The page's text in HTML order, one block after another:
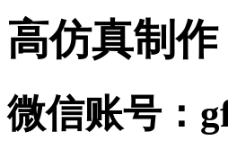
高仿真制作
微信账号：